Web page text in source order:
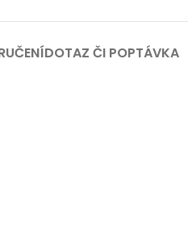
DOTAZ ČI POPTÁVKA